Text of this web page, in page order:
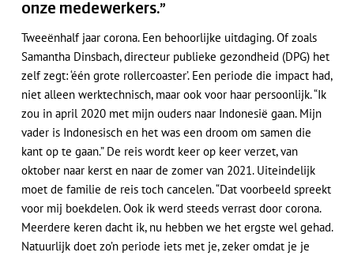
onze medewerkers.”
Tweeënhalf jaar corona. Een behoorlijke uitdaging. Of zoals
Samantha Dinsbach, directeur publieke gezondheid (DPG) het
zelf zegt: ‘één grote rollercoaster’. Een periode die impact had,
niet alleen werktechnisch, maar ook voor haar persoonlijk. “Ik
zou in april 2020 met mijn ouders naar Indonesië gaan. Mijn
vader is Indonesisch en het was een droom om samen die
kant op te gaan.” De reis wordt keer op keer verzet, van
oktober naar kerst en naar de zomer van 2021. Uiteindelijk
moet de familie de reis toch cancelen. “Dat voorbeeld spreekt
voor mij boekdelen. Ook ik werd steeds verrast door corona.
Meerdere keren dacht ik, nu hebben we het ergste wel gehad.
Natuurlijk doet zo’n periode iets met je, zeker omdat je je